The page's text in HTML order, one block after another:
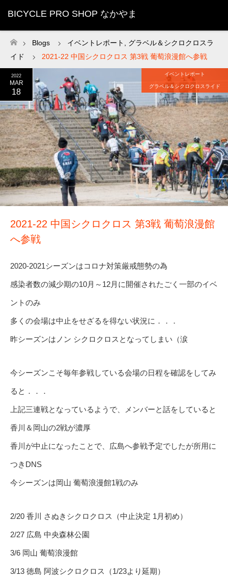
BICYCLE PRO SHOP なかやま
ホーム
Blogs イベントレポート
グラベル＆シクロクロスラ
イド
2021-22 中国シクロクロス 第3戦 葡萄浪漫館へ参戦
2022
MAR
18
イベントレポート
グラベル＆シクロクロスライド
2021-22 中国シクロクロス 第3戦 葡萄浪漫館
へ参戦
2020-2021シーズンはコロナ対策厳戒態勢の為
感染者数の減少期の10月～12月に開催されたごく一部のイベ
ントのみ
多くの会場は中止をせざるを得ない状況に．．．
昨シーズンはノン シクロクロスとなってしまい（涙
今シーズンこそ毎年参戦している会場の日程を確認をしてみ
ると．．．
上記三連戦となっているようで、メンバーと話をしていると
香川＆岡山の2戦が濃厚
香川が中止になったことで、広島へ参戦予定でしたが所用に
つきDNS
今シーズンは岡山 葡萄浪漫館1戦のみ
2/20 香川 さぬきシクロクロス（中止決定 1月初め）
2/27 広島 中央森林公園
3/6 岡山 葡萄浪漫館
3/13 徳島 阿波シクロクロス（1/23より延期）